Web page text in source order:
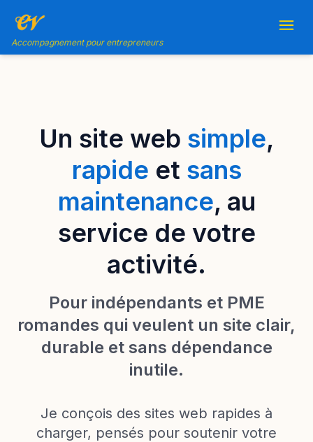
Accompagnement pour entrepreneurs
Un site web simple,
rapide et sans
maintenance, au
service de votre
activité.
Pour indépendants et PME
romandes qui veulent un site clair,
durable et sans dépendance
inutile.
Je conçois des sites web rapides à
charger, pensés pour soutenir votre